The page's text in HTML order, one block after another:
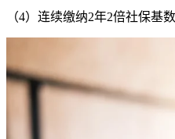
（4）连续缴纳2年2倍社保基